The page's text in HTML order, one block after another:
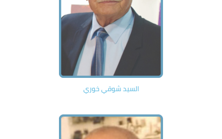
السيد شوقي خوري